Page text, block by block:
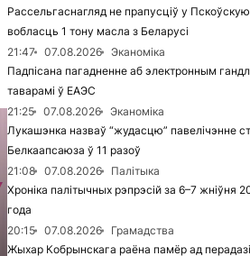
Рассельгаснагляд не прапусціў у Пскоўскую
вобласць 1 тону масла з Беларусі
21:47
07.08.2026
Эканоміка
Падпісана пагадненне аб электронным
таварамі ў ЕАЭС
21:25
07.08.2026
Эканоміка
Лукашэнка назваў “жудасцю” павелічэнне
Белкаапсаюза ў 11 разоў
21:08
07.08.2026
Палітыка
Хроніка палітычных рэпрэсій за 6–7 жніўня
года
20:15
07.08.2026
Грамадства
Жыхар Кобрынскага раёна памёр ад